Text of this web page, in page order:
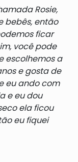
Rosie,
bebês, então
ficar
você pode
escolhemos a
e gosta de
eu ando com
e eu dou
ela ficou
eu fiquei